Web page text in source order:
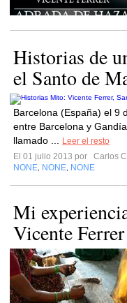
Historias de
el Santo de
Barcelona (España) el 9
entre Barcelona y
llamado ...
Leer el resto
El 01 julio 2013 por
Carlos
NONE NONE NONE
Mi
Vicente Ferrer